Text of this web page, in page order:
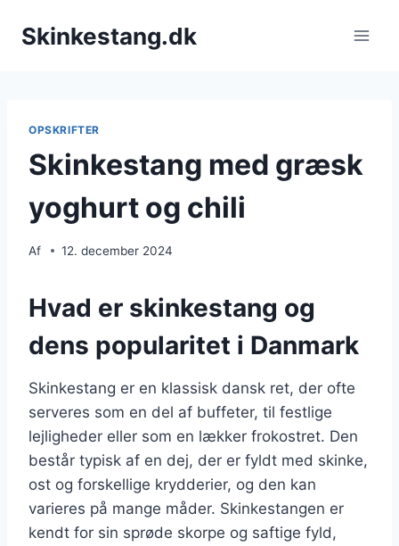
Skinkestang.dk
OPSKRIFTER
Skinkestang med græsk
yoghurt og chili
Af 12. december 2024
Hvad er skinkestang og
dens popularitet i Danmark
Skinkestang er en klassisk dansk ret, der ofte
serveres som en del af buffeter, til festlige
lejligheder eller som en lækker frokostret. Den
består typisk af en dej, der er fyldt med skinke,
ost og forskellige krydderier, og den kan
varieres på mange måder. Skinkestangen er
kendt for sin sprøde skorpe og saftige fyld,